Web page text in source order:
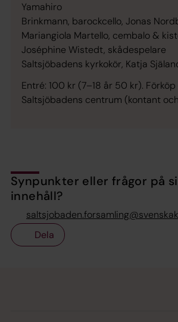
Yamahiro
Brinkmann, barockcello, Jonas
Mariangiola Martello, cembalo &
Joséphine Wistedt, skådespelare
Saltsjöbadens kyrkokör, Katja
Entré: 100 kr (7–18 år 50 kr). Förköp
Saltsjöbadens centrum (kontant
Synpunkter eller frågor på
innehåll?
Dela